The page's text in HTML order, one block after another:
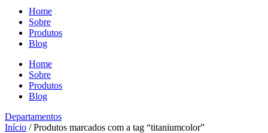
Home
Sobre
Produtos
Blog
Home
Sobre
Produtos
Blog
Departamentos
Início / Produtos marcados com a tag “titaniumcolor”